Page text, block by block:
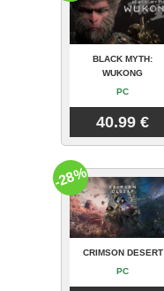
BLACK MYTH:
WUKONG
PC
40.99 €
CRIMSON DESERT
PC
-28%